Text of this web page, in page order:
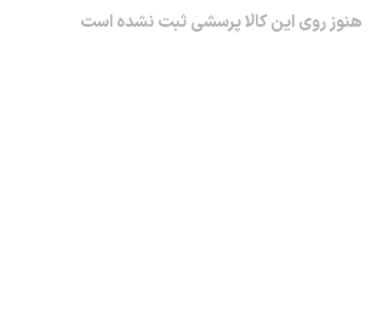
هنوز روی این کالا پرسشی ثبت نشده است